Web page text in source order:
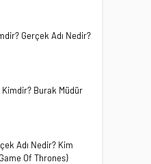
Gerçek Adı Nedir?
Burak Müdür
Adı Nedir? Kim
Of Thrones)